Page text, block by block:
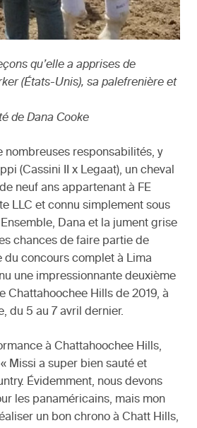
qu’elle a apprises de
(États-Unis), sa palefrenière et
de Dana Cooke
nombreuses responsabilités, y
(Cassini II x Legaat), un cheval
neuf ans appartenant à FE
LLC et connu simplement sous
Ensemble, Dana et la jument grise
chances de faire partie de
du concours complet à Lima
une impressionnante deuxième
Chattahoochee Hills de 2019, à
du 5 au 7 avril dernier.
à Chattahoochee Hills,
Missi a super bien sauté et
Évidemment, nous devons
les panaméricains, mais mon
un bon chrono à Chatt Hills,